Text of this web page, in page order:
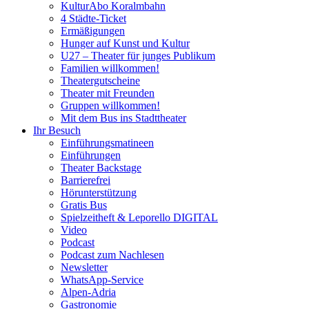
KulturAbo Koralmbahn
4 Städte-Ticket
Ermäßigungen
Hunger auf Kunst und Kultur
U27 – Theater für junges Publikum
Familien willkommen!
Theatergutscheine
Theater mit Freunden
Gruppen willkommen!
Mit dem Bus ins Stadttheater
Ihr Besuch
Einführungsmatineen
Einführungen
Theater Backstage
Barrierefrei
Hörunterstützung
Gratis Bus
Spielzeitheft & Leporello DIGITAL
Video
Podcast
Podcast zum Nachlesen
Newsletter
WhatsApp-Service
Alpen-Adria
Gastronomie